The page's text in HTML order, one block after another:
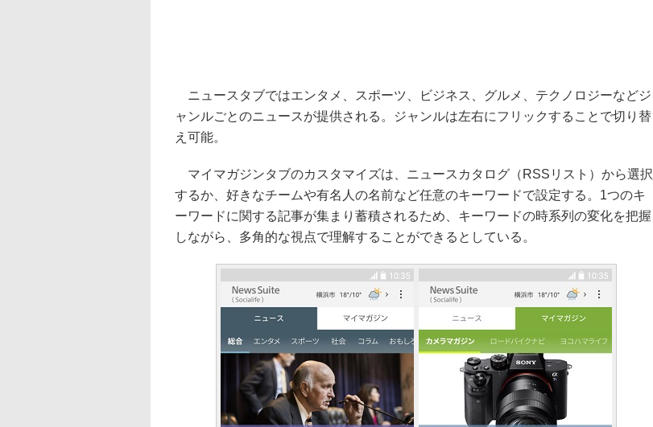
ニュースタブではエンタメ、スポーツ、ビジネス、グルメ、テクノロジーなどジ
ャンルごとのニュースが提供される。ジャンルは左右にフリックすることで切り替
え可能。
マイマガジンタブのカスタマイズは、ニュースカタログ（RSSリスト）から選択
するか、好きなチームや有名人の名前など任意のキーワードで設定する。1つのキ
ーワードに関する記事が集まり蓄積されるため、キーワードの時系列の変化を把握
しながら、多角的な視点で理解することができるとしている。